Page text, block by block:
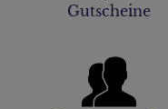
Gutscheine